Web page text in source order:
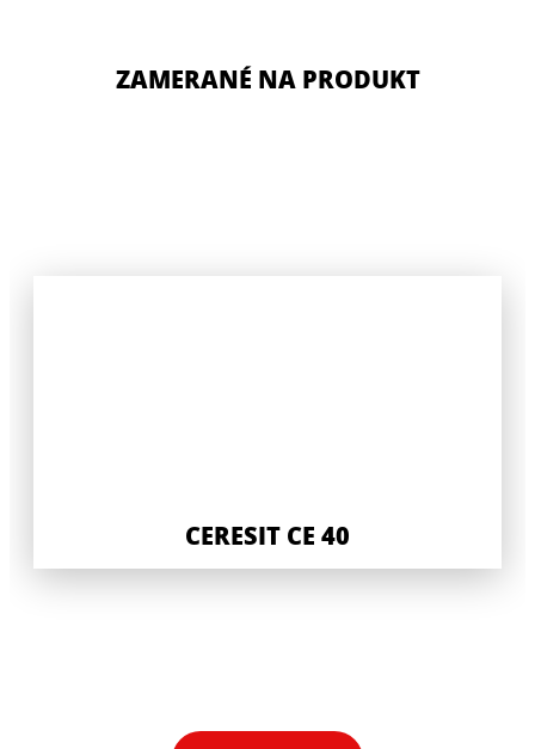
ZAMERANÉ NA PRODUKT
CERESIT CE 40